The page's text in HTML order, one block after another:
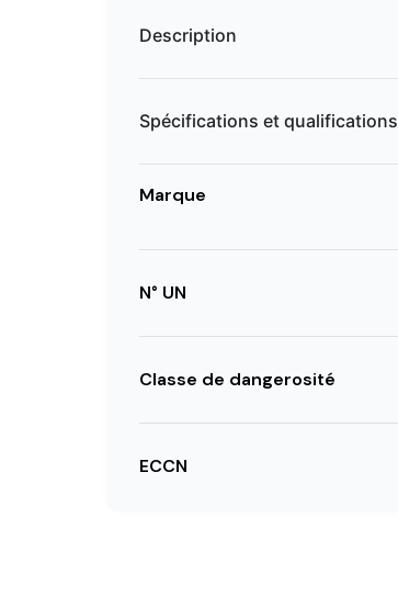
Description
Spécifications et qualifications
Marque
N° UN
Classe de dangerosité
ECCN